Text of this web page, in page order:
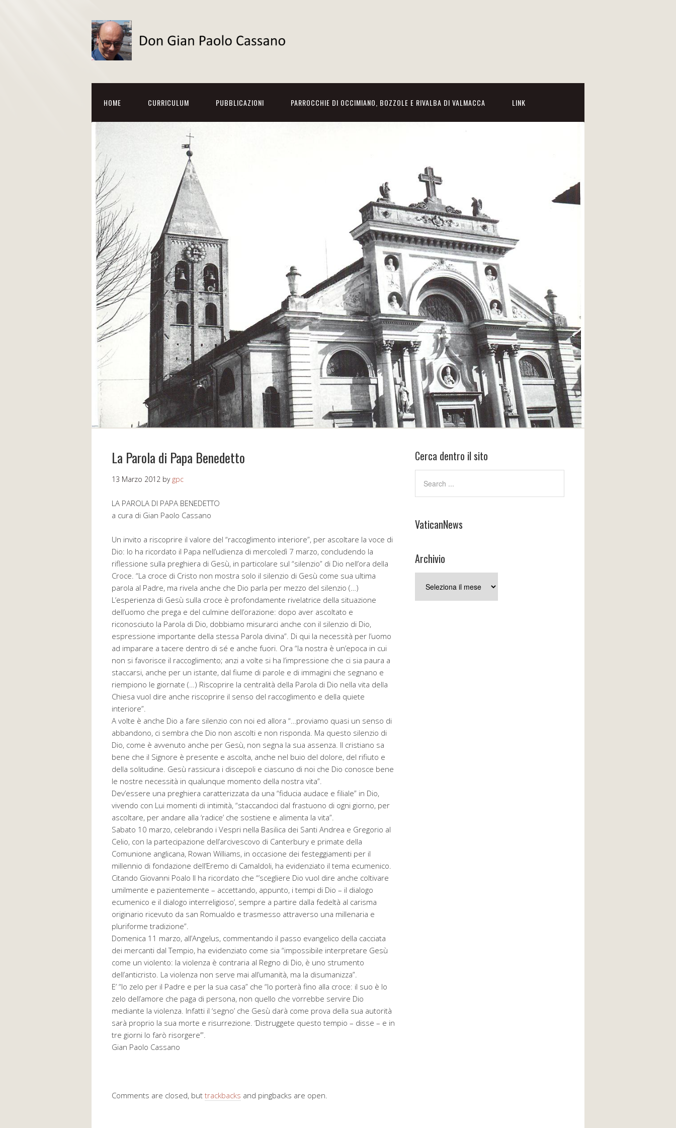
HOME CURRICULUM PUBBLICAZIONI PARROCCHIE DI OCCIMIANO, BOZZOLE E RIVALBA DI VALMACCA LINK
La Parola di Papa Benedetto
13 Marzo 2012 by gpc
LA PAROLA DI PAPA BENEDETTO
a cura di Gian Paolo Cassano
Un invito a riscoprire il valore del “raccoglimento interiore”, per ascoltare la voce di
Dio: lo ha ricordato il Papa nell’udienza di mercoledì 7 marzo, concludendo la
riflessione sulla preghiera di Gesù, in particolare sul “silenzio” di Dio nell’ora della
Croce. “La croce di Cristo non mostra solo il silenzio di Gesù come sua ultima
parola al Padre, ma rivela anche che Dio parla per mezzo del silenzio (…)
L’esperienza di Gesù sulla croce è profondamente rivelatrice della situazione
dell’uomo che prega e del culmine dell’orazione: dopo aver ascoltato e
riconosciuto la Parola di Dio, dobbiamo misurarci anche con il silenzio di Dio,
espressione importante della stessa Parola divina”. Di qui la necessità per l’uomo
ad imparare a tacere dentro di sé e anche fuori. Ora “la nostra è un’epoca in cui
non si favorisce il raccoglimento; anzi a volte si ha l’impressione che ci sia paura a
staccarsi, anche per un istante, dal fiume di parole e di immagini che segnano e
riempiono le giornate (…) Riscoprire la centralità della Parola di Dio nella vita della
Chiesa vuol dire anche riscoprire il senso del raccoglimento e della quiete
interiore”.
A volte è anche Dio a fare silenzio con noi ed allora “…proviamo quasi un senso di
abbandono, ci sembra che Dio non ascolti e non risponda. Ma questo silenzio di
Dio, come è avvenuto anche per Gesù, non segna la sua assenza. Il cristiano sa
bene che il Signore è presente e ascolta, anche nel buio del dolore, del rifiuto e
della solitudine. Gesù rassicura i discepoli e ciascuno di noi che Dio conosce bene
le nostre necessità in qualunque momento della nostra vita”.
Dev’essere una preghiera caratterizzata da una “fiducia audace e filiale” in Dio,
vivendo con Lui momenti di intimità, “staccandoci dal frastuono di ogni giorno, per
ascoltare, per andare alla ‘radice’ che sostiene e alimenta la vita”.
Sabato 10 marzo, celebrando i Vespri nella Basilica dei Santi Andrea e Gregorio al
Celio, con la partecipazione dell’arcivescovo di Canterbury e primate della
Comunione anglicana, Rowan Williams, in occasione dei festeggiamenti per il
millennio di fondazione dell’Eremo di Camaldoli, ha evidenziato il tema ecumenico.
Citando Giovanni Poalo II ha ricordato che “’scegliere Dio vuol dire anche coltivare
umilmente e pazientemente – accettando, appunto, i tempi di Dio – il dialogo
ecumenico e il dialogo interreligioso’, sempre a partire dalla fedeltà al carisma
originario ricevuto da san Romualdo e trasmesso attraverso una millenaria e
pluriforme tradizione”.
Domenica 11 marzo, all’Angelus, commentando il passo evangelico della cacciata
dei mercanti dal Tempio, ha evidenziato come sia “impossibile interpretare Gesù
come un violento: la violenza è contraria al Regno di Dio, è uno strumento
dell’anticristo. La violenza non serve mai all’umanità, ma la disumanizza”.
E’ “lo zelo per il Padre e per la sua casa” che “lo porterà fino alla croce: il suo è lo
zelo dell’amore che paga di persona, non quello che vorrebbe servire Dio
mediante la violenza. Infatti il ‘segno’ che Gesù darà come prova della sua autorità
sarà proprio la sua morte e risurrezione. ‘Distruggete questo tempio – disse – e in
tre giorni lo farò risorgere’”.
Gian Paolo Cassano
Comments are closed, but trackbacks and pingbacks are open.
Cerca dentro il sito
VaticanNews
Archivio